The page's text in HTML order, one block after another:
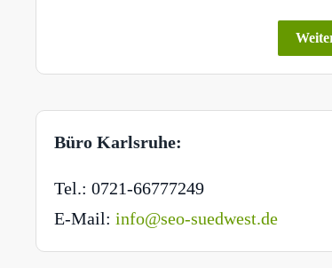
Büro Karlsruhe:
Tel.: 0721-66777249
E-Mail: info@seo-suedwest.de